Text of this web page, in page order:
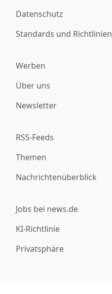
Datenschutz
Standards und Richtlinien
Werben
Über uns
Newsletter
RSS-Feeds
Themen
Nachrichtenüberblick
Jobs bei news.de
KI-Richtlinie
Privatsphäre